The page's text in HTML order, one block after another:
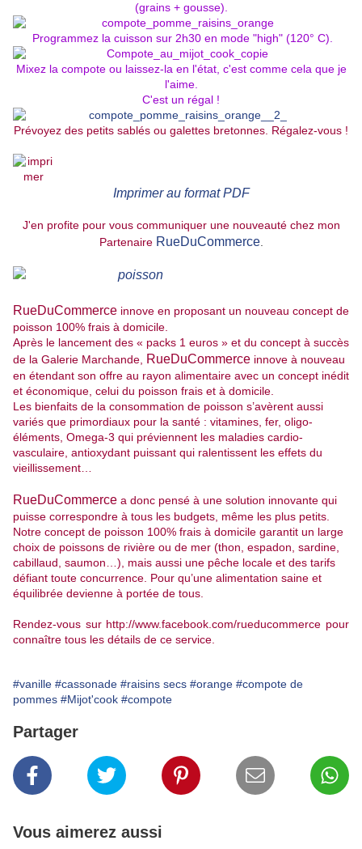
(grains + gousse).
Programmez la cuisson sur 2h30 en mode "high" (120° C).
Mixez la compote ou laissez-la en l'état, c'est comme cela que je
l'aime.
C'est un régal !
Prévoyez des petits sablés ou galettes bretonnes. Régalez-vous !
Imprimer au format PDF
J'en profite pour vous communiquer une nouveauté chez mon
Partenaire RueDuCommerce.
RueDuCommerce innove en proposant un nouveau concept de
poisson 100% frais à domicile.
Après le lancement des « packs 1 euros » et du concept à succès
de la Galerie Marchande,
RueDuCommerce innove à nouveau
en étendant son offre au rayon alimentaire avec un concept inédit
et économique, celui du poisson frais et à domicile.
Les bienfaits de la consommation de poisson s’avèrent aussi
variés que primordiaux pour la santé : vitamines, fer, oligo-
éléments, Omega-3 qui préviennent les maladies cardio-
vasculaire, antioxydant puissant qui ralentissent les effets du
vieillissement…
RueDuCommerce a donc pensé à une solution innovante qui
puisse correspondre à tous les budgets, même les plus petits.
Notre concept de poisson 100% frais à domicile garantit un large
choix de poissons de rivière ou de mer (thon, espadon, sardine,
cabillaud, saumon…), mais aussi une pêche locale et des tarifs
défiant toute concurrence. Pour qu’une alimentation saine et
équilibrée devienne à portée de tous.
Rendez-vous sur http://www.facebook.com/rueducommerce pour
connaître tous les détails de ce service.
#vanille #cassonade #raisins secs #orange #compote de
pommes #Mijot'cook #compote
Partager
Vous aimerez aussi